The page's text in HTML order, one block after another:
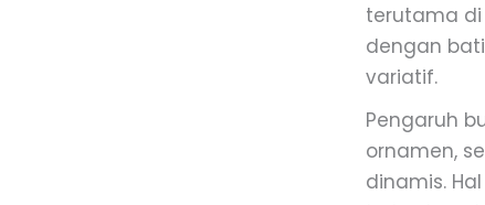
terutama di
dengan
variatif.
Pengaruh
ornamen,
dinamis.